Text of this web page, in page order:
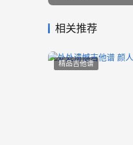
相关推荐
精品吉他谱